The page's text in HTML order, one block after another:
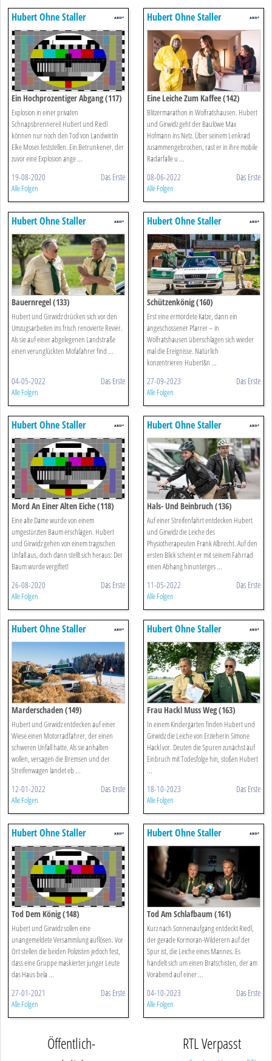
Hubert Ohne Staller
Ein Hochprozentiger Abgang (117)
Explosion in einer privaten
Schnapsbrennerei! Hubert und Riedl
können nur noch den Tod von Landwirtin
Elke Moser feststellen. Ein Betrunkener, der
zuvor eine Explosion ange ...
19-08-2020 Das Erste
Alle Folgen
Hubert Ohne Staller
Eine Leiche Zum Kaffee (142)
Blitzermarathon in Wolfratshausen. Hubert
und Girwidz geht der Baulöwe Max
Hofmann ins Netz. Über seinem Lenkrad
zusammengebrochen, rast er in ihre mobile
Radarfalle u ...
08-06-2022 Das Erste
Alle Folgen
Hubert Ohne Staller
Bauernregel (133)
Hubert und Girwidz drücken sich vor den
Umzugsarbeiten ins frisch renovierte Revier.
Als sie auf einer abgelegenen Landstraße
einen verunglückten Mofafahrer find ...
04-05-2022 Das Erste
Alle Folgen
Hubert Ohne Staller
Schützenkönig (160)
Erst eine ermordete Katze, dann ein
angeschossener Pfarrer – in
Wolfratshausen überschlagen sich wieder
mal die Ereignisse. Natürlich
konzentrieren Hubert&n ...
27-09-2023 Das Erste
Alle Folgen
Hubert Ohne Staller
Mord An Einer Alten Eiche (118)
Eine alte Dame wurde von einem
umgestürzten Baum erschlagen. Hubert
und Girwidz gehen von einem tragischen
Unfall aus, doch dann stellt sich heraus: Der
Baum wurde vergiftet!
26-08-2020 Das Erste
Alle Folgen
Hubert Ohne Staller
Hals- Und Beinbruch (136)
Auf einer Streifenfahrt entdecken Hubert
und Girwidz die Leiche des
Physiotherapeuten Frank Albrecht. Auf den
ersten Blick scheint er mit seinem Fahrrad
einen Abhang hinunterges ...
11-05-2022 Das Erste
Alle Folgen
Hubert Ohne Staller
Marderschaden (149)
Hubert und Girwidz entdecken auf einer
Wiese einen Motorradfahrer, der einen
schweren Unfall hatte. Als sie anhalten
wollen, versagen die Bremsen und der
Streifenwagen landet eb ...
12-01-2022 Das Erste
Alle Folgen
Hubert Ohne Staller
Frau Hackl Muss Weg (163)
In einem Kindergarten finden Hubert und
Girwidz die Leiche von Erzieherin Simone
Hackl vor. Deuten die Spuren zunächst auf
Einbruch mit Todesfolge hin, stoßen Hubert
...
18-10-2023 Das Erste
Alle Folgen
Hubert Ohne Staller
Tod Dem König (148)
Hubert und Girwidz sollen eine
unangemeldete Versammlung auflösen. Vor
Ort stellen die beiden Polizisten jedoch fest,
dass eine Gruppe maskierter junger Leute
das Haus bela ...
27-01-2021 Das Erste
Alle Folgen
Hubert Ohne Staller
Tod Am Schlafbaum (161)
Kurz nach Sonnenaufgang entdeckt Riedl,
der gerade Kormoran-Wilderern auf der
Spur ist, die Leiche eines Mannes. Es
handelt sich um einen Bratschisten, der am
Vorabend auf einer ...
04-10-2023 Das Erste
Alle Folgen
Öffentlich-
RTL Verpasst